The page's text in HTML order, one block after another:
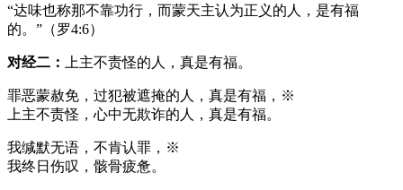
“达味也称那不靠功行，而蒙天主认为正义的人，是有福
的。”（罗4:6）
对经二： 上主不责怪的人，真是有福。
罪恶蒙赦免，过犯被遮掩的人，真是有福，※
上主不责怪，心中无欺诈的人，真是有福。
我缄默无语，不肯认罪，※
我终日伤叹，骸骨疲惫。